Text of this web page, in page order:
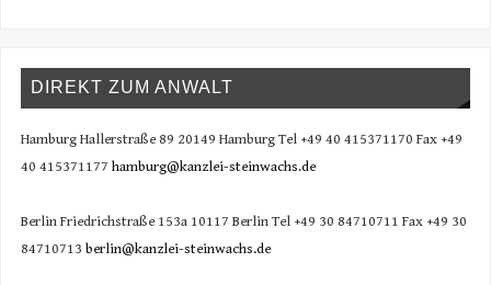
DIREKT ZUM ANWALT
Hamburg Hallerstraße 89 20149 Hamburg Tel +49 40 415371170 Fax +49
40 415371177 hamburg@kanzlei-steinwachs.de
Berlin Friedrichstraße 153a 10117 Berlin Tel +49 30 84710711 Fax +49 30
84710713 berlin@kanzlei-steinwachs.de